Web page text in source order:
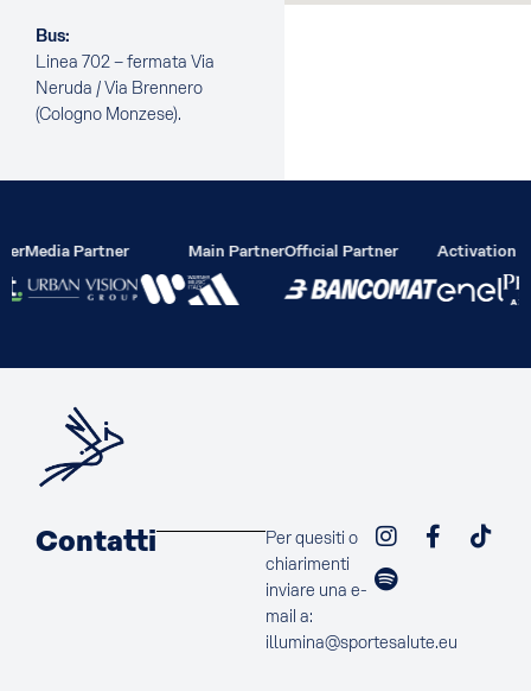
Bus:
Linea 702 – fermata Via
Neruda / Via Brennero
(Cologno Monzese).
Media Partner Main PartnerOfficial Partner Activation
Contatti
Per quesiti o
chiarimenti
inviare una e-
mail a:
illumina@sportesalute.eu